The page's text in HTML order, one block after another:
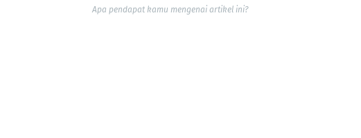
Apa pendapat kamu mengenai artikel ini?